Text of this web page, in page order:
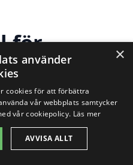
för
andra
i Ersnäs
×
använder
cookies för att förbättra
vår webbplats samtycker
vår cookiepolicy. Läs mer
AVVISA ALLT